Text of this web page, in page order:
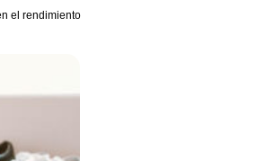
el rendimiento